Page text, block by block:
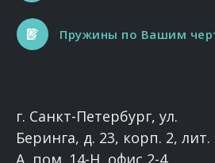
Пружины по Вашим
г. Санкт-Петербург, ул.
Беринга, д. 23, корп. 2, лит.
А, пом. 14-Н, офис 2-4